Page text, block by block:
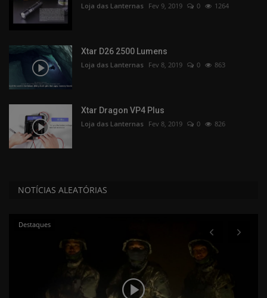
Loja das Lanternas Fev 9, 2019 0 1264
Xtar D26 2500 Lumens
Loja das Lanternas Fev 8, 2019 0 863
Xtar Dragon VP4 Plus
Loja das Lanternas Fev 8, 2019 0 826
NOTÍCIAS ALEATÓRIAS
Destaques